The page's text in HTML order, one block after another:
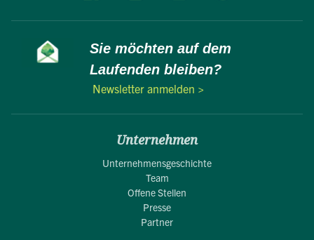
Sie möchten auf dem
Laufenden bleiben?
Newsletter anmelden >
Unternehmen
Unternehmensgeschichte
Team
Offene Stellen
Presse
Partner